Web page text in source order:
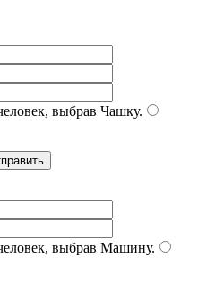
выбрав Чашку.
выбрав Машину.